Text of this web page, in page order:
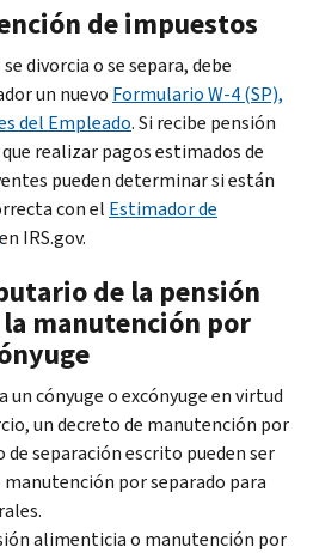
de impuestos
divorcia o se separa, debe
un nuevo Formulario W-4 (SP),
del Empleado. Si recibe pensión
realizar pagos estimados de
pueden determinar si están
con el Estimador de
en IRS.gov.
de la pensión
manutención por
un cónyuge o excónyuge en virtud
un decreto de manutención por
de separación escrito pueden ser
por separado para
alimenticia o manutención por